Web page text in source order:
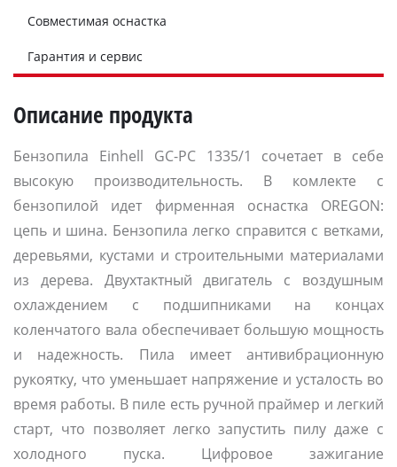
Совместимая оснастка
Гарантия и сервис
Описание продукта
Бензопила Einhell GC-PC 1335/1 сочетает в себе
высокую производительность. В комлекте с
бензопилой идет фирменная оснастка OREGON:
цепь и шина. Бензопила легко справится с ветками,
деревьями, кустами и строительными материалами
из дерева. Двухтактный двигатель с воздушным
охлаждением с подшипниками на концах
коленчатого вала обеспечивает большую мощность
и надежность. Пила имеет антивибрационную
рукоятку, что уменьшает напряжение и усталость во
время работы. В пиле есть ручной праймер и легкий
старт, что позволяет легко запустить пилу даже с
холодного пуска. Цифровое зажигание